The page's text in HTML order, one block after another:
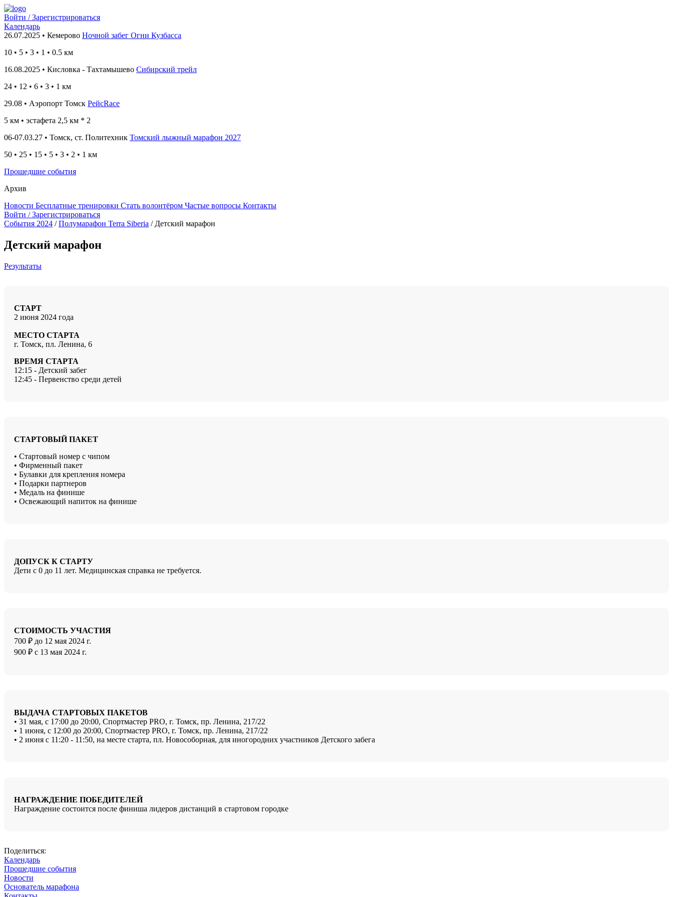
Войти / Зарегистрироваться
Календарь
26.07.2025 • Кемерово Ночной забег Огни Кузбасса
10 • 5 • 3 • 1 • 0.5 км
16.08.2025 • Кисловка - Тахтамышево Сибирский трейл
24 • 12 • 6 • 3 • 1 км
29.08 • Аэропорт Томск РейсRace
5 км • эстафета 2,5 км * 2
06-07.03.27 • Томск, ст. Политехник Томский лыжный марафон 2027
50 • 25 • 15 • 5 • 3 • 2 • 1 км
Прошедшие события
Архив
Новости Бесплатные тренировки Стать волонтёром Частые вопросы Контакты
Войти / Зарегистрироваться
События 2024 /Полумарафон Terra Siberia / Детский марафон
Детский марафон
Результаты
СТАРТ
2 июня 2024 года
МЕСТО СТАРТА
г. Томск, пл. Ленина, 6
ВРЕМЯ СТАРТА
12:15 - Детский забег
12:45 - Первенство среди детей
СТАРТОВЫЙ ПАКЕТ
• Стартовый номер с чипом
• Фирменный пакет
• Булавки для крепления номера
• Подарки партнеров
• Медаль на финише
• Освежающий напиток на финише
ДОПУСК К СТАРТУ
Дети с 0 до 11 лет. Медицинская справка не требуется.
СТОИМОСТЬ УЧАСТИЯ
700 ₽ до 12 мая 2024 г.
900 ₽ с 13 мая 2024 г.
ВЫДАЧА СТАРТОВЫХ ПАКЕТОВ
• 31 мая, с 17:00 до 20:00, Спортмастер PRO, г. Томск, пр. Ленина, 217/22
• 1 июня, с 12:00 до 20:00, Спортмастер PRO, г. Томск, пр. Ленина, 217/22
• 2 июня с 11:20 - 11:50, на месте старта, пл. Новособорная, для иногородних участников Детского забега
НАГРАЖДЕНИЕ ПОБЕДИТЕЛЕЙ
Награждение состоится после финиша лидеров дистанций в стартовом городке
Поделиться:
Календарь
Прошедшие события
Новости
Основатель марафона